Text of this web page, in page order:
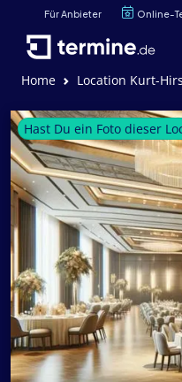
Für Anbieter Online-
Home Location Kurt-
Hast Du ein Foto dieser